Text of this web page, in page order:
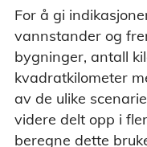
For å gi
vannstander og
bygninger, antall
kvadratkilometer
av de ulike
videre delt opp i
beregne dette